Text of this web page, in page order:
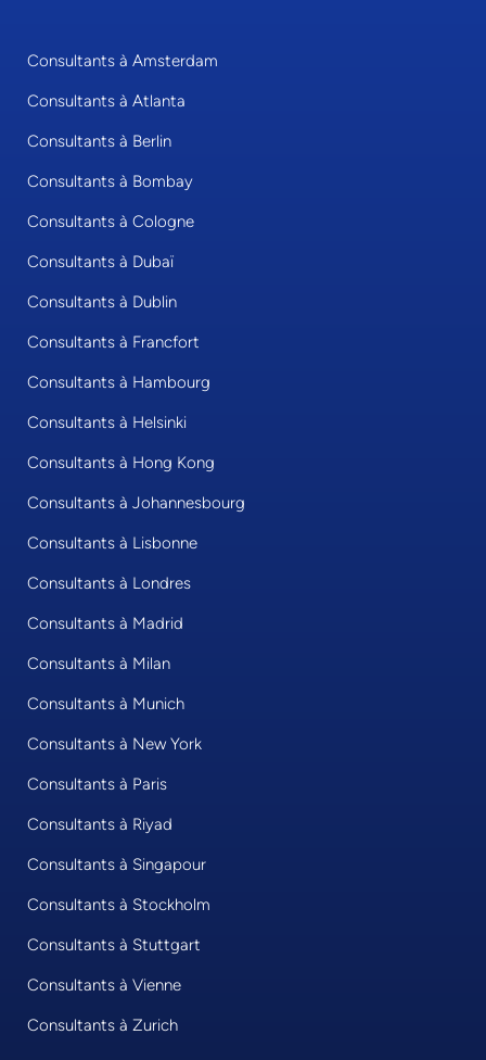
Consultants à Amsterdam
Consultants à Atlanta
Consultants à Berlin
Consultants à Bombay
Consultants à Cologne
Consultants à Dubaï
Consultants à Dublin
Consultants à Francfort
Consultants à Hambourg
Consultants à Helsinki
Consultants à Hong Kong
Consultants à Johannesbourg
Consultants à Lisbonne
Consultants à Londres
Consultants à Madrid
Consultants à Milan
Consultants à Munich
Consultants à New York
Consultants à Paris
Consultants à Riyad
Consultants à Singapour
Consultants à Stockholm
Consultants à Stuttgart
Consultants à Vienne
Consultants à Zurich